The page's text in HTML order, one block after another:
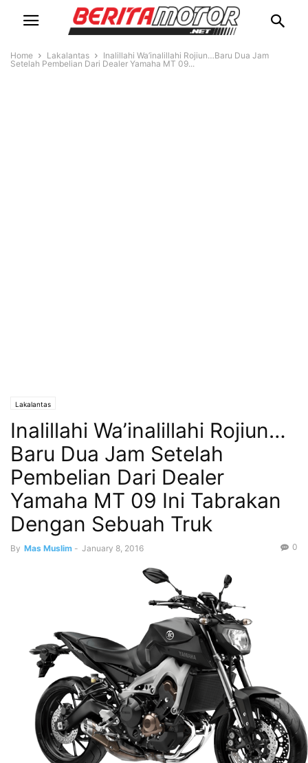
Home Lakalantas
Inalillahi Wa’inalillahi Rojiun…Baru Dua Jam
Setelah Pembelian Dari Dealer Yamaha MT 09...
Lakalantas
Inalillahi Wa’inalillahi Rojiun…
Baru Dua Jam Setelah
Pembelian Dari Dealer
Yamaha MT 09 Ini Tabrakan
Dengan Sebuah Truk
By Mas Muslim - January 8, 2016 0